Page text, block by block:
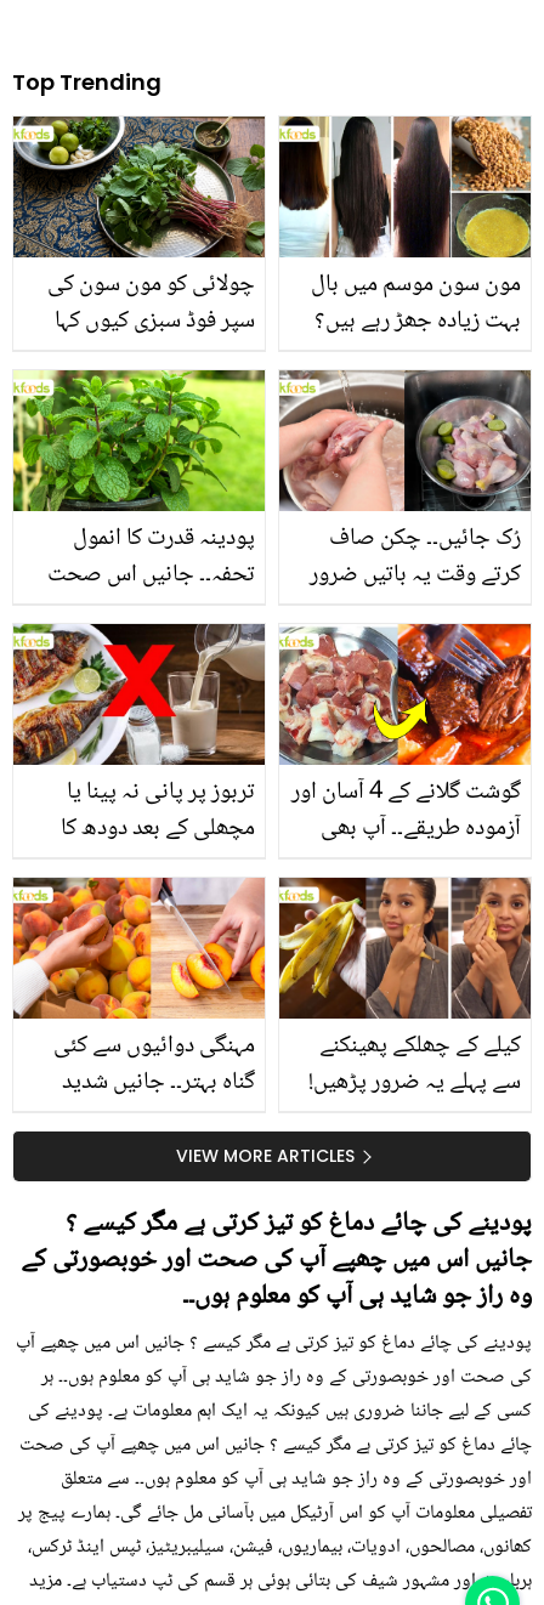
Top Trending
چولائی کو مون سون کی
سپر فوڈ سبزی کیوں کہا
منرلز اور اینٹی آکسیڈنٹس
سے بھرپور اس سبزی کے
فائدے
مون سون موسم میں بال
بہت زیادہ جھڑ رہے ہیں؟
بنانے کے چند قدرتی طریقے
پودینہ قدرت کا انمول
تحفہ۔۔ جانیں اس صحت
انگیز طبی فوائد
رُک جائیں۔۔ چکن صاف
کرتے وقت یہ باتیں ضرور
تربوز پر پانی نہ پینا یا
مچھلی کے بعد دودھ کا
سے متعلق غلط فہمیوں کی
حقیقت کیا ہے اور افواہ
کیا؟
گوشت گلانے کے 4 آسان اور
آزمودہ طریقے۔۔ آپ بھی
بتائے راز
مہنگی دوائیوں سے کئی
گناہ بہتر۔۔ جانیں شدید
کیوں کھانا چاہیے؟
کیلے کے چھلکے پھینکنے
سے پہلے یہ ضرور پڑھیں!
سستا اور قدرتی حلVIEW MORE ARTICLES
پودینے کی چائے دماغ کو تیز کرتی ہے مگر کیسے ؟
جانیں اس میں چھپے آپ کی صحت اور خوبصورتی کے
وہ راز جو شاید ہی آپ کو معلوم ہوں۔۔
پودینے کی چائے دماغ کو تیز کرتی ہے مگر کیسے ؟ جانیں اس میں چھپے آپ
کی صحت اور خوبصورتی کے وہ راز جو شاید ہی آپ کو معلوم ہوں۔۔ ہر
کسی کے لیے جاننا ضروری ہیں کیونکہ یہ ایک اہم معلومات ہے۔ پودینے کی
چائے دماغ کو تیز کرتی ہے مگر کیسے ؟ جانیں اس میں چھپے آپ کی صحت
اور خوبصورتی کے وہ راز جو شاید ہی آپ کو معلوم ہوں۔۔ سے متعلق
تفصیلی معلومات آپ کو اس آرٹیکل میں بآسانی مل جائے گی۔ ہمارے پیج پر
کھانوں، مصالحوں، ادویات، بیماریوں، فیشن، سیلیبریٹیز، ٹپس اینڈ ٹرکس،
ہربلسٹ اور مشہور شیف کی بتائی ہوئی ہر قسم کی ٹپ دستیاب ہے۔ مزید